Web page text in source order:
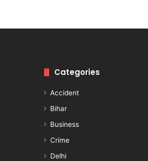
Categories
Accident
Bihar
Business
Crime
Delhi